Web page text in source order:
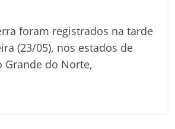
foram registrados na tarde
(23/05), nos estados de
Grande do Norte,